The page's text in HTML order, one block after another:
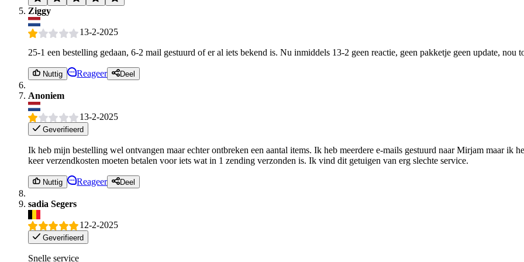
Ziggy
13-2-2025
25-1 een bestelling gedaan, 6-2 mail gestuurd of er al iets bekend is. Nu inmiddels 13-2 geen reactie, geen pakketje geen update, nou
Nuttig Reageer Deel
Anoniem
13-2-2025
Geverifieerd
Ik heb mijn bestelling wel ontvangen maar echter ontbreken een aantal items. Ik heb meerdere e-mails gestuurd naar Mirjam maar ik
keer verzendkosten moeten betalen voor iets wat in 1 zending verzonden is. Ik vind dit getuigen van erg slechte service.
Nuttig Reageer Deel
sadia Segers
12-2-2025
Geverifieerd
Snelle service